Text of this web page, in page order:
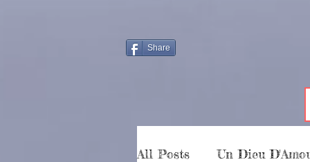
Share
All Posts Un Dieu